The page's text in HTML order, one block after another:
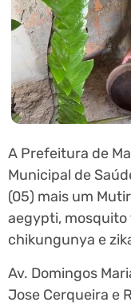
A Prefeitura de
Municipal de
(05) mais um
aegypti,
chikungunya e
Av. Domingos
Jose Cerqueira e